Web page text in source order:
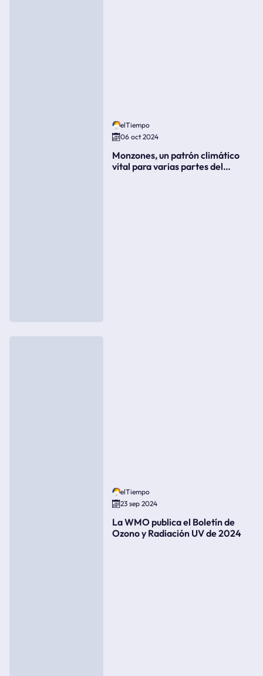
elTiempo
06 oct 2024
Monzones, un patrón climático
vital para varias partes del
elTiempo
23 sep 2024
La WMO publica el Boletín de
Ozono y Radiación UV de 2024